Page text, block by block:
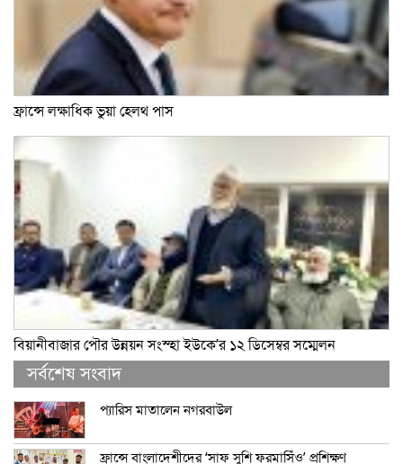
ফ্রান্সে লক্ষাধিক ভুয়া হেলথ পাস
বিয়ানীবাজার পৌর উন্নয়ন সংস্হা ইউকে’র ১২ ডিসেম্বর সম্মেলন
সর্বশেষ সংবাদ
প্যারিস মাতালেন নগরবাউল
ফ্রান্সে বাংলাদেশীদের ‘সাফ সুশি ফরমাসিঁও’ প্রশিক্ষণ